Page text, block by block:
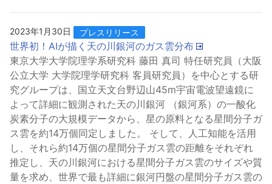
2023年1月30日 プレスリリース
世界初！AIが描く天の川銀河のガス雲分布
東京大学大学院理学系研究科 藤田 真司 特任研究員（大阪
公立大学 大学院理学研究科 客員研究員）を中心とする研
究グループは、国立天文台野辺山45m宇宙電波望遠鏡に
よって詳細に観測された天の川銀河 （銀河系）の一酸化
炭素分子の大規模データから、星の原料となる星間分子ガ
ス雲を約14万個同定しました。 そして、人工知能を活用
し、それら約14万個の星間分子ガス雲の距離をそれぞれ
推定し、天の川銀河における星間分子ガス雲のサイズや質
量を求め、世界で最も詳細に銀河円盤の星間分子ガス雲の